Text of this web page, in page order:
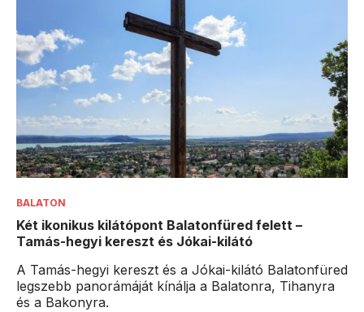
BALATON
Két ikonikus kilátópont Balatonfüred felett –
Tamás-hegyi kereszt és Jókai-kilátó
A Tamás-hegyi kereszt és a Jókai-kilátó Balatonfüred
legszebb panorámáját kínálja a Balatonra, Tihanyra
és a Bakonyra.